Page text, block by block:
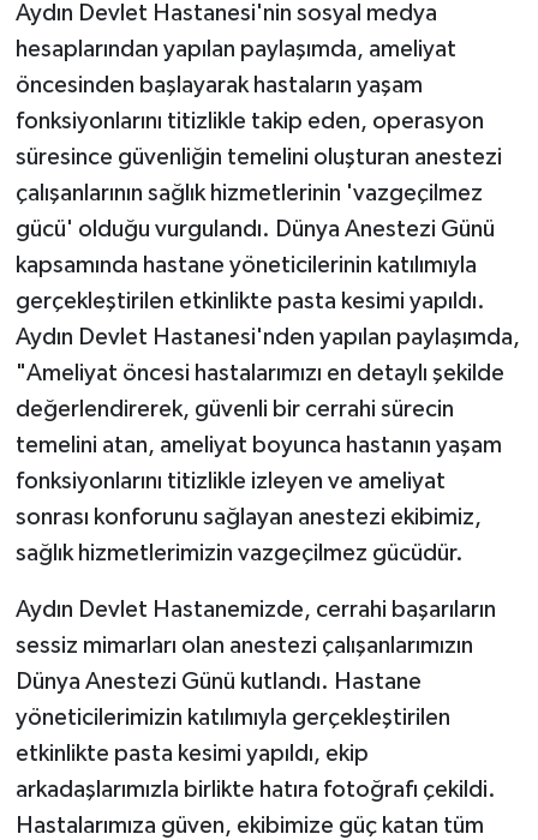
Aydın Devlet Hastanesi'nin sosyal medya
hesaplarından yapılan paylaşımda, ameliyat
öncesinden başlayarak hastaların yaşam
fonksiyonlarını titizlikle takip eden, operasyon
süresince güvenliğin temelini oluşturan anestezi
çalışanlarının sağlık hizmetlerinin 'vazgeçilmez
gücü' olduğu vurgulandı. Dünya Anestezi Günü
kapsamında hastane yöneticilerinin katılımıyla
gerçekleştirilen etkinlikte pasta kesimi yapıldı.
Aydın Devlet Hastanesi'nden yapılan paylaşımda,
"Ameliyat öncesi hastalarımızı en detaylı şekilde
değerlendirerek, güvenli bir cerrahi sürecin
temelini atan, ameliyat boyunca hastanın yaşam
fonksiyonlarını titizlikle izleyen ve ameliyat
sonrası konforunu sağlayan anestezi ekibimiz,
sağlık hizmetlerimizin vazgeçilmez gücüdür.
Aydın Devlet Hastanemizde, cerrahi başarıların
sessiz mimarları olan anestezi çalışanlarımızın
Dünya Anestezi Günü kutlandı. Hastane
yöneticilerimizin katılımıyla gerçekleştirilen
etkinlikte pasta kesimi yapıldı, ekip
arkadaşlarımızla birlikte hatıra fotoğrafı çekildi.
Hastalarımıza güven, ekibimize güç katan tüm